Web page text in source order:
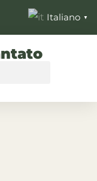
Italiano ▼